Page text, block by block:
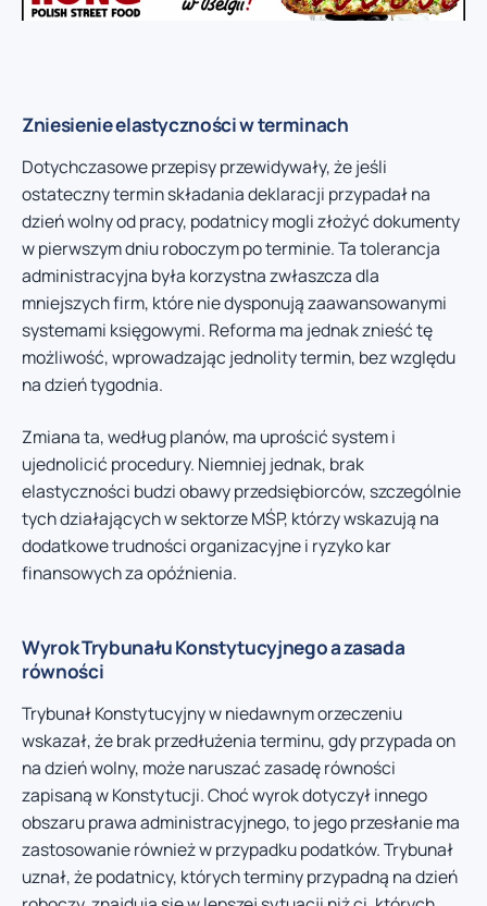
Zniesienie elastyczności w terminach
Dotychczasowe przepisy przewidywały, że jeśli
ostateczny termin składania deklaracji przypadał na
dzień wolny od pracy, podatnicy mogli złożyć dokumenty
w pierwszym dniu roboczym po terminie. Ta tolerancja
administracyjna była korzystna zwłaszcza dla
mniejszych firm, które nie dysponują zaawansowanymi
systemami księgowymi. Reforma ma jednak znieść tę
możliwość, wprowadzając jednolity termin, bez względu
na dzień tygodnia.
Zmiana ta, według planów, ma uprościć system i
ujednolicić procedury. Niemniej jednak, brak
elastyczności budzi obawy przedsiębiorców, szczególnie
tych działających w sektorze MŚP, którzy wskazują na
dodatkowe trudności organizacyjne i ryzyko kar
finansowych za opóźnienia.
Wyrok Trybunału Konstytucyjnego a zasada
równości
Trybunał Konstytucyjny w niedawnym orzeczeniu
wskazał, że brak przedłużenia terminu, gdy przypada on
na dzień wolny, może naruszać zasadę równości
zapisaną w Konstytucji. Choć wyrok dotyczył innego
obszaru prawa administracyjnego, to jego przesłanie ma
zastosowanie również w przypadku podatków. Trybunał
uznał, że podatnicy, których terminy przypadną na dzień